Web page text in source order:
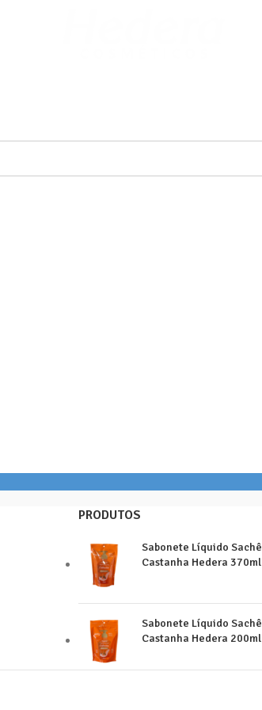
PRODUTOS
Sabonete Líquido Sachê
Castanha Hedera 370ml
Sabonete Líquido Sachê
Castanha Hedera 200ml